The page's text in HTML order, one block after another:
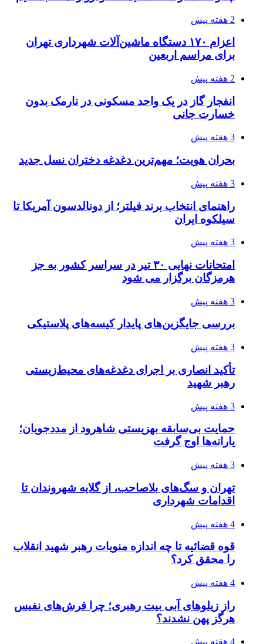
2 هفته پیش
اعزام ۱۷۰ دستگاه ماشین‌آلات شهرداری تهران
برای مراسم اربعین
2 هفته پیش
انفجار گاز در یک واحد مسکونی در نارمک بدون
خسارت جانی
3 هفته پیش
بحران هویت؛ مهم‌ترین دغدغه دختران نسل جدید
3 هفته پیش
راهنمای انتخاب برند فیلتر؛ از دونالدسون آمریکا تا
سیلکوه ایران
3 هفته پیش
امتحانات نهایی ۳۰ تیر در سراسر کشور به جز
هرمزگان برگزار می شود
3 هفته پیش
بررسی جایگزین‌های پایدار کیسه‌های پلاستیکی
3 هفته پیش
تأکید انصاری بر اجرای دغدغه‌های محیط‌زیستی
رهبر شهید
3 هفته پیش
حمایت بی‌سابقه بهزیستی شاهرود از مددجویان؛
یارانه‌ها اوج گرفت
3 هفته پیش
تهران و سگ‌های بلاصاحب، از گلایه شهروندان تا
اقدامات شهرداری
4 هفته پیش
قوه قضائیه تا چه اندازه منویات رهبر شهید انقلاب
را محقق کرد؟
4 هفته پیش
راز زیلوهای آبی بیت رهبری؛ چرا فرش‌های نفیس
هرگز پهن نشدند؟
4 هفته پیش